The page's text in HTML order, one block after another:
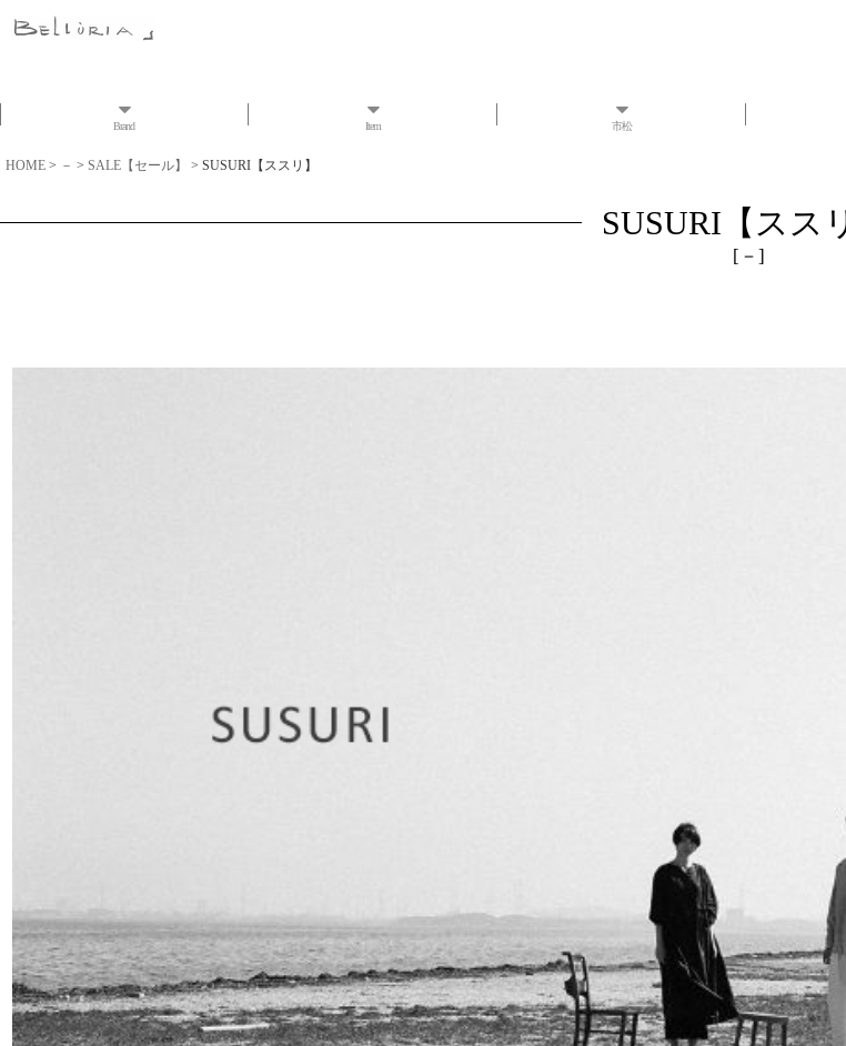
Brand Item 市松
HOME > － > SALE【セール】 > SUSURI【ススリ】
SUSURI【スス
[ － ]